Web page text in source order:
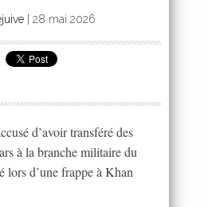
| 28 mai 2026
d’avoir transféré des
à la branche militaire du
lors d’une frappe à Khan